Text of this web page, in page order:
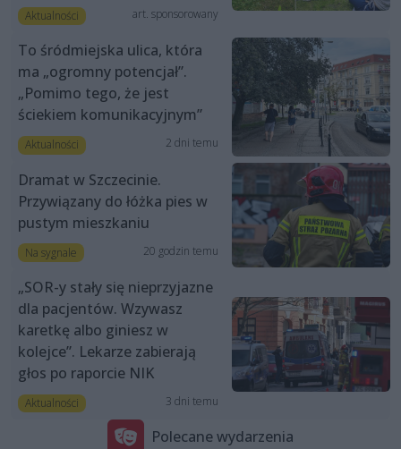
Aktualności art. sponsorowany
To śródmiejska ulica, która
ma „ogromny potencjał”.
„Pomimo tego, że jest
ściekiem komunikacyjnym”
Aktualności 2 dni temu
Dramat w Szczecinie.
Przywiązany do łóżka pies w
pustym mieszkaniu
Na sygnale 20 godzin temu
„SOR-y stały się nieprzyjazne
dla pacjentów. Wzywasz
karetkę albo giniesz w
kolejce”. Lekarze zabierają
głos po raporcie NIK
Aktualności 3 dni temu
Polecane wydarzenia